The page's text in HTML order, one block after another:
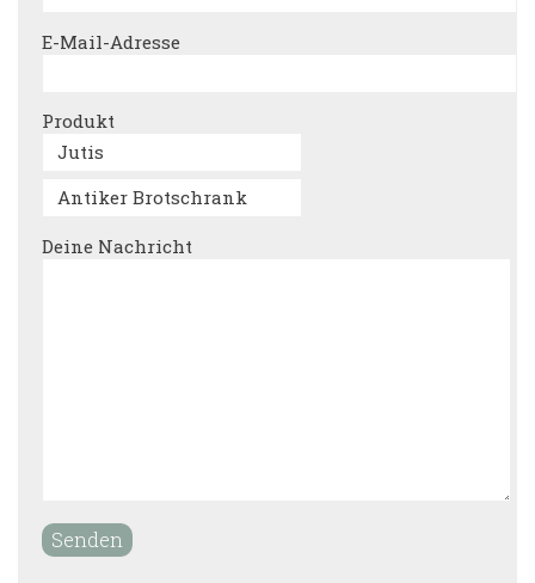
E-Mail-Adresse
Produkt
Deine Nachricht